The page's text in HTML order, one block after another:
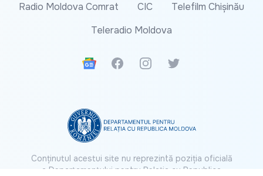
Radio Moldova Comrat
CIC
Telefilm Chișinău
Teleradio Moldova
Google News
FacebookInstagramTwitter
Conținutul acestui site nu reprezintă poziția oficială
a Departamentului pentru Relația cu Republica